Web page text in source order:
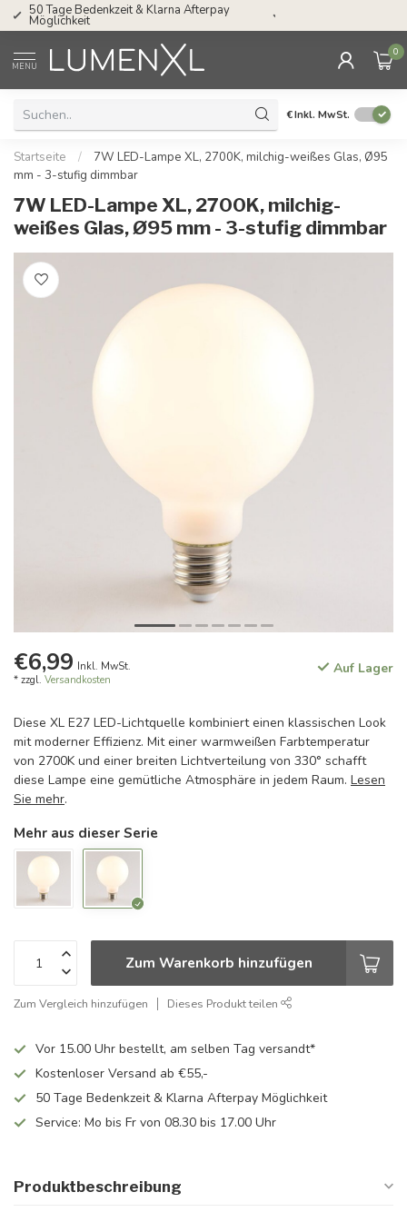
Service: Mo bis Fr von 08.30 bis 17.00 Uhr
MENU
0
€Inkl. MwSt.
Startseite /
7W LED-Lampe XL, 2700K, milchig-weißes Glas, Ø95
mm - 3-stufig dimmbar
7W LED-Lampe XL, 2700K, milchig-
weißes Glas, Ø95 mm - 3-stufig dimmbar
€6,99 Inkl. MwSt.
* zzgl. Versandkosten
Auf Lager
Diese XL E27 LED-Lichtquelle kombiniert einen klassischen Look
mit moderner Effizienz. Mit einer warmweißen Farbtemperatur
von 2700K und einer breiten Lichtverteilung von 330° schafft
diese Lampe eine gemütliche Atmosphäre in jedem Raum. Lesen
Sie mehr.
Mehr aus dieser Serie
Zum Warenkorb hinzufügen
Zum Vergleich hinzufügen Dieses Produkt teilen
Vor 15.00 Uhr bestellt, am selben Tag versandt*
Kostenloser Versand ab €55,-
50 Tage Bedenkzeit & Klarna Afterpay Möglichkeit
Service: Mo bis Fr von 08.30 bis 17.00 Uhr
Produktbeschreibung